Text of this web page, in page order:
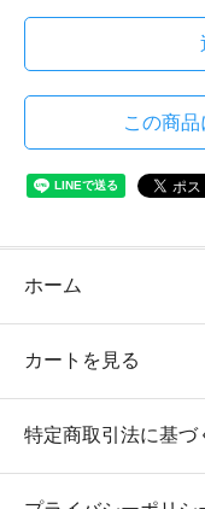
この商
ホーム
カートを見る
特定商取引法に基づ